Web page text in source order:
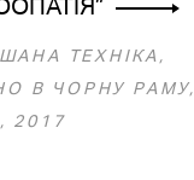
ТЕХНІКА,
В ЧОРНУ РАМУ,
2017